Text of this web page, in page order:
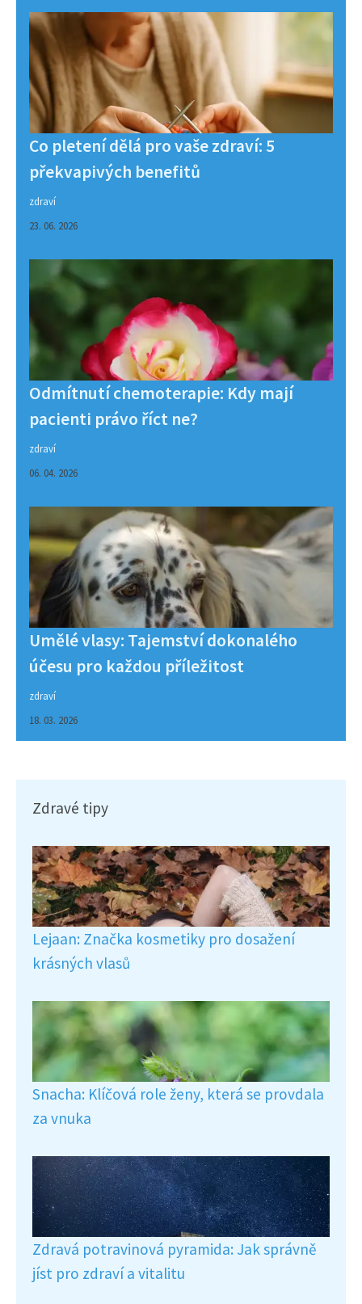
Co pletení dělá pro vaše zdraví: 5
překvapivých benefitů
zdraví
23. 06. 2026
Odmítnutí chemoterapie: Kdy mají
pacienti právo říct ne?
zdraví
06. 04. 2026
Umělé vlasy: Tajemství dokonalého
účesu pro každou příležitost
zdraví
18. 03. 2026
Zdravé tipy
Lejaan: Značka kosmetiky pro dosažení
krásných vlasů
Snacha: Klíčová role ženy, která se provdala
za vnuka
Zdravá potravinová pyramida: Jak správně
jíst pro zdraví a vitalitu